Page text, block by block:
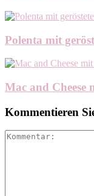
Polenta mit
Mac and Cheese
Kommentieren